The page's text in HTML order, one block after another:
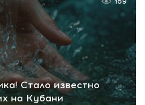
Стало известно
на Кубани